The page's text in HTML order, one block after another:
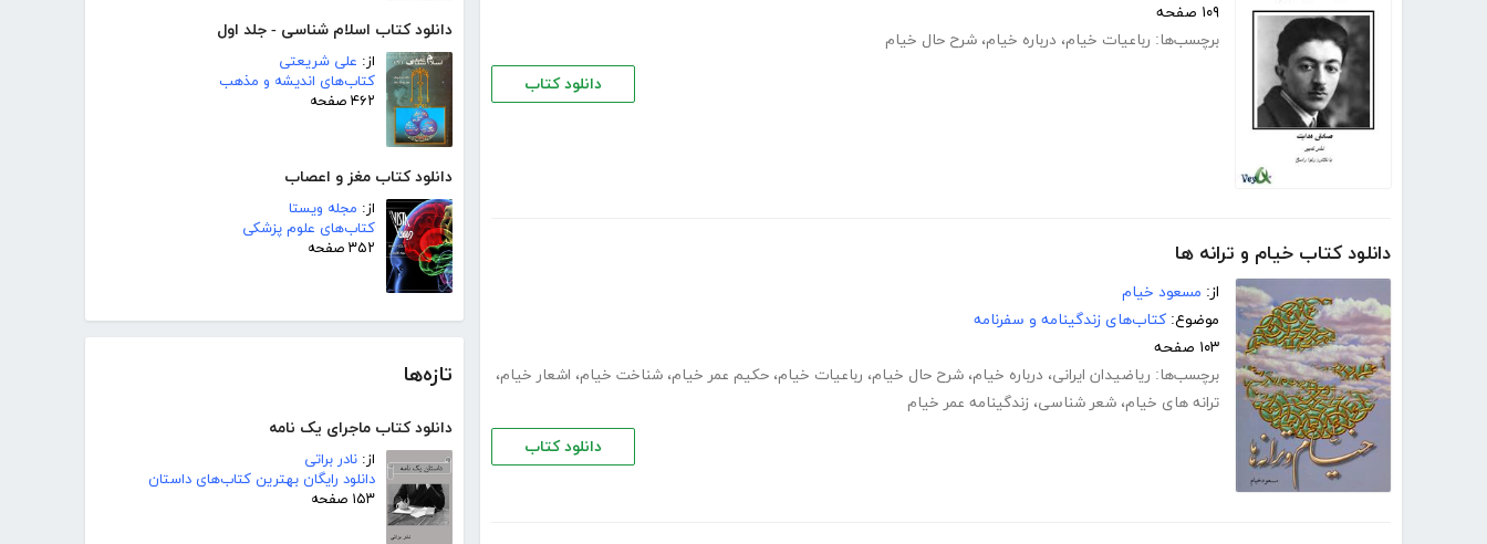
دانلود کتاب اسلام شناسی - جلد اول
از: علی شریعتی
کتاب‌های اندیشه و مذهب
۴۶۲ صفحه
دانلود کتاب مغز و اعصاب
از: مجله ویستا
کتاب‌های علوم پزشکی
۳۵۲ صفحه
تازه‌ها
دانلود کتاب ماجرای یک نامه
از: نادر براتی
دانلود رایگان بهترین کتاب‌های داستان
۱۵۳ صفحه
۱۰۹ صفحه
برچسب‌ها: رباعیات خیام، درباره خیام، شرح حال خیام
دانلود کتاب
دانلود کتاب خیام و ترانه ها
از: مسعود خیام
موضوع: کتاب‌های زندگینامه و سفرنامه
۱۰۳ صفحه
برچسب‌ها: ریاضیدان ایرانی، درباره خیام، شرح حال خیام، رباعیات خیام، حکیم عمر خیام، شناخت خیام، اشعار خیام،
ترانه های خیام، شعر شناسی، زندگینامه عمر خیام
دانلود کتاب